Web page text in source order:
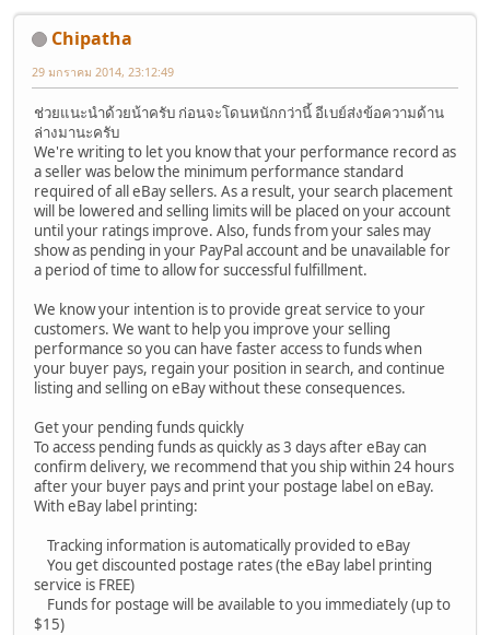
Chipatha
29 มกราคม 2014, 23:12:49
ช่วยแนะนำด้วยน้าครับ ก่อนจะโดนหนักกว่านี้ อีเบย์ส่งข้อความด้าน
ล่างมานะครับ
We're writing to let you know that your performance record as
a seller was below the minimum performance standard
required of all eBay sellers. As a result, your search placement
will be lowered and selling limits will be placed on your account
until your ratings improve. Also, funds from your sales may
show as pending in your PayPal account and be unavailable for
a period of time to allow for successful fulfillment.
We know your intention is to provide great service to your
customers. We want to help you improve your selling
performance so you can have faster access to funds when
your buyer pays, regain your position in search, and continue
listing and selling on eBay without these consequences.
Get your pending funds quickly
To access pending funds as quickly as 3 days after eBay can
confirm delivery, we recommend that you ship within 24 hours
after your buyer pays and print your postage label on eBay.
With eBay label printing:
Tracking information is automatically provided to eBay
You get discounted postage rates (the eBay label printing
service is FREE)
Funds for postage will be available to you immediately (up to
$15)